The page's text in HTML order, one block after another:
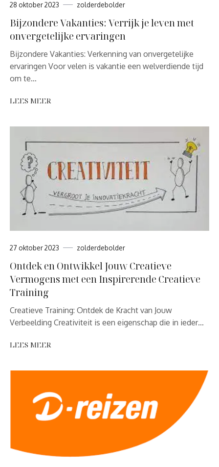
28 oktober 2023 zolderdebolder
Bijzondere Vakanties: Verrijk je leven met
onvergetelijke ervaringen
Bijzondere Vakanties: Verkenning van onvergetelijke
ervaringen Voor velen is vakantie een welverdiende tijd
om te…
LEES MEER
27 oktober 2023 zolderdebolder
Ontdek en Ontwikkel Jouw Creatieve
Vermogens met een Inspirerende Creatieve
Training
Creatieve Training: Ontdek de Kracht van Jouw
Verbeelding Creativiteit is een eigenschap die in ieder…
LEES MEER